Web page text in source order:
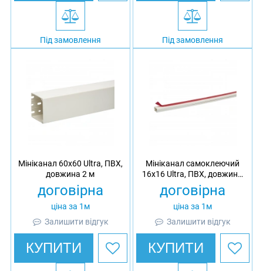
Під замовлення Під замовлення
Мініканал 60х60 Ultra, ПВХ,
довжина 2 м
договірна
ціна за 1м
Залишити відгук
КУПИТИ
Мініканал самоклеючий
16х16 Ultra, ПВХ, довжина
договірна
ціна за 1м
Залишити відгук
КУПИТИ